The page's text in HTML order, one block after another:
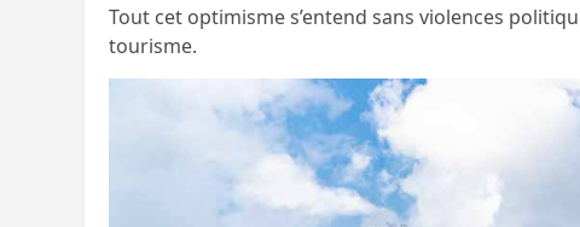
Tout cet optimisme s’entend sans violences
tourisme.